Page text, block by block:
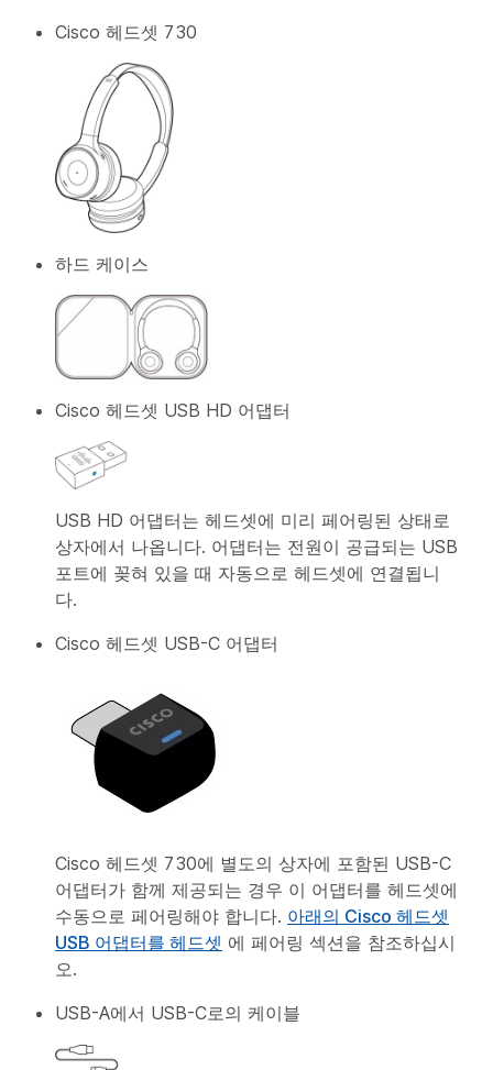
Cisco 헤드셋 730
하드 케이스
Cisco 헤드셋 USB HD 어댑터
USB HD 어댑터는 헤드셋에 미리 페어링된 상태로
상자에서 나옵니다. 어댑터는 전원이 공급되는 USB
포트에 꽂혀 있을 때 자동으로 헤드셋에 연결됩니
다.
Cisco 헤드셋 USB-C 어댑터
Cisco 헤드셋 730에 별도의 상자에 포함된 USB-C
어댑터가 함께 제공되는 경우 이 어댑터를 헤드셋에
수동으로 페어링해야 합니다. 아래의 Cisco 헤드셋
USB 어댑터를 헤드셋 에 페어링 섹션을 참조하십시
오.
USB-A에서 USB-C로의 케이블